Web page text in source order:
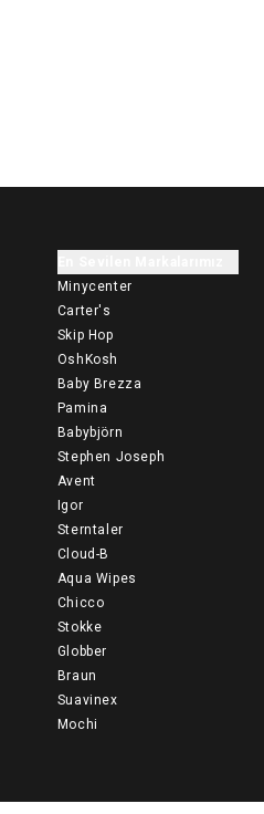
Minycenter
Carter's
Skip Hop
OshKosh
Baby Brezza
Pamina
Babybjörn
Stephen Joseph
Avent
Igor
Sterntaler
Cloud-B
Aqua Wipes
Chicco
Stokke
Globber
Braun
Suavinex
Mochi